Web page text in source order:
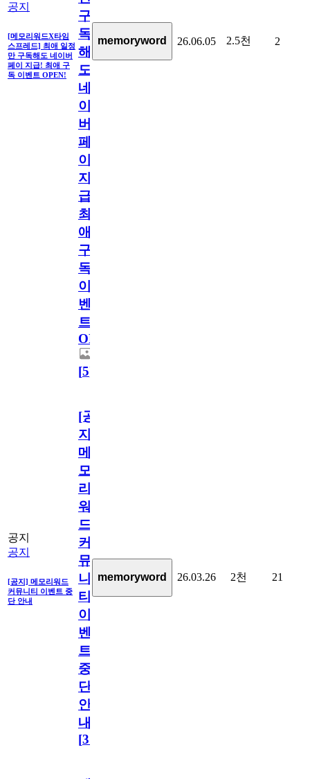
공지
[메모리워드X타임
스프레드] 최애 일정
만 구독해도 네이버
페이 지급! 최애 구
독 이벤트 OPEN!
구
독
해
도
네
이
버
페
이
지
급!
최
애
구
독
이
벤
트
OPEN!
[5]
memoryword 26.06.05 2.5천 2
공지
공지
[공지] 메모리워드
커뮤니티 이벤트 중
단 안내
[공
지]
메
모
리
워
드
커
뮤
니
티
이
벤
트
중
단
안
내
[31
memoryword 26.03.26 2천 21